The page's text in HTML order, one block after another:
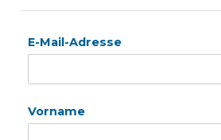
E-Mail-Adresse
Vorname